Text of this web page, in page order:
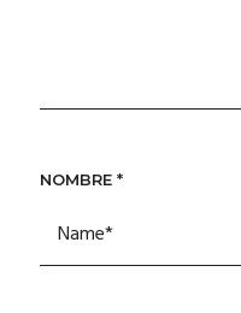
NOMBRE *